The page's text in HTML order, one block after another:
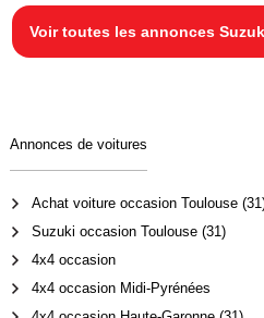
Voir toutes les annonces
Annonces de voitures
Achat voiture occasion Toulouse
Suzuki occasion Toulouse (31)
4x4 occasion
4x4 occasion Midi-Pyrénées